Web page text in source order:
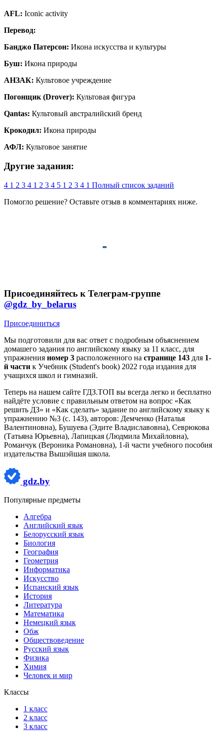
AFL: Iconic activity
Перевод:
Банджо Патерсон: Икона искусства и культуры
Буш: Икона природы
АНЗАК: Культовое учреждение
Погонщик (Drover): Культовая фигура
Qantas: Культовый австралийский бренд
Крокодил: Икона природы
АФЛ: Культовое занятие
Другие задания:
4 1 2 3 4 1 2 3 4 5 1 2 3 4 1 Полный список заданий
Помогло решение? Оставьте отзыв в комментариях ниже.
Присоединяйтесь к Телеграм-группе
@gdz_by_belarus
Присоединиться
Мы подготовили для вас ответ c подробным объяснением
домашего задания по английскому языку за 11 класс, для
упражнения номер 3 расположенного на странице 143 для 1-
й части к Учебник (Student's book) 2022 года издания для
учащихся школ и гимназий.
Теперь на нашем сайте ГДЗ.ТОП вы всегда легко и бесплатно
найдёте условие с правильным ответом на вопрос «Как
решить ДЗ» и «Как сделать» задание по английскому языку к
упражнению №3 (с. 143), авторов: Демченко (Наталья
Валентиновна), Бушуева (Эдите Владиславовна), Севрюкова
(Татьяна Юрьевна), Лапицкая (Людмила Михайловна),
Романчук (Вероника Романовна), 1-й части учебного пособия
издательства Вышэйшая школа.
gdz.by
Популярные предметы
Алгебра
Английский язык
Белорусский язык
Биология
География
Геометрия
Информатика
Искусство
Испанский язык
История
Литература
Математика
Немецкий язык
Обж
Обществоведение
Русский язык
Физика
Химия
Человек и мир
Классы
1 класс
2 класс
3 класс